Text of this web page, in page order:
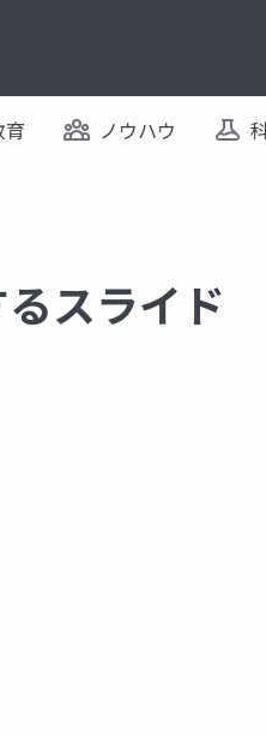
育 ノウハウ
スライド